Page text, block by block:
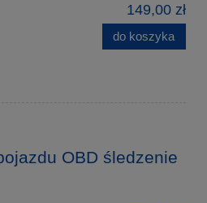
149,00 zł
do koszyka
OBD śledzenie